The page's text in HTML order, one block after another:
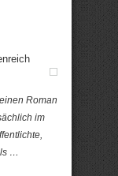
Roman
im
…